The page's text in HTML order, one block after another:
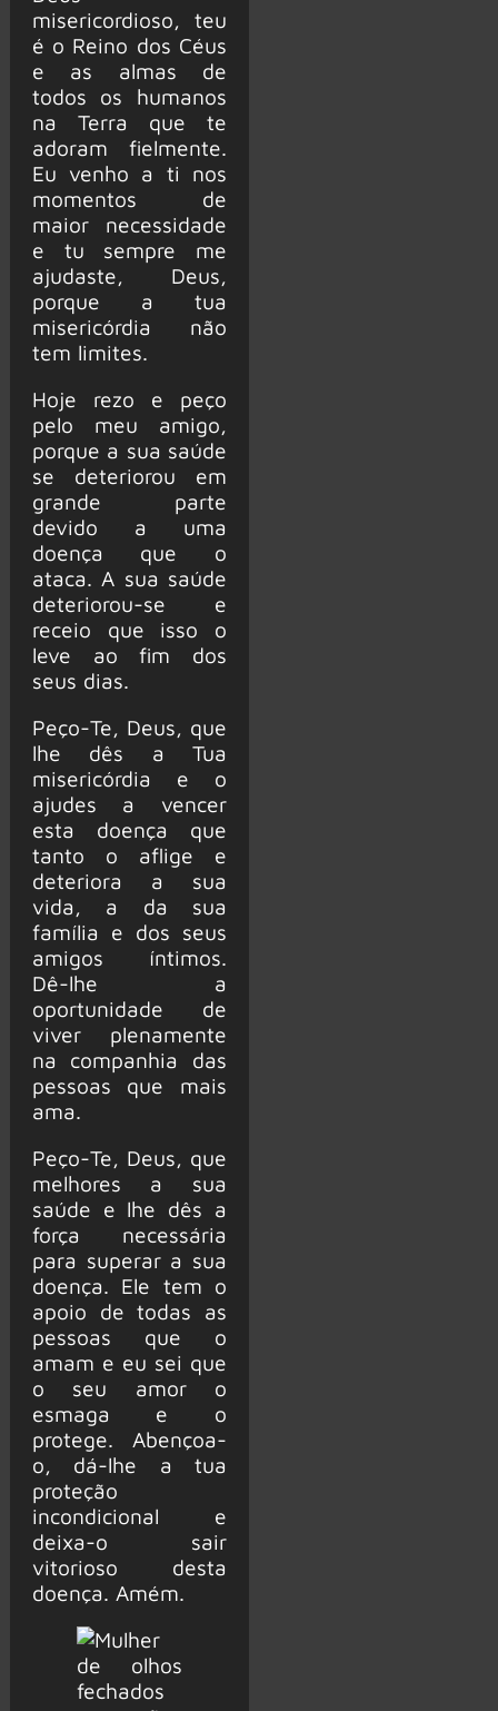
misericordioso, teu
é o Reino dos Céus
e as almas de
todos os humanos
na Terra que te
adoram fielmente.
Eu venho a ti nos
momentos de
maior necessidade
e tu sempre me
ajudaste, Deus,
porque a tua
misericórdia não
tem limites.
Hoje rezo e peço
pelo meu amigo,
porque a sua saúde
se deteriorou em
grande parte
devido a uma
doença que o
ataca. A sua saúde
deteriorou-se e
receio que isso o
leve ao fim dos
seus dias.
Peço-Te, Deus, que
lhe dês a Tua
misericórdia e o
ajudes a vencer
esta doença que
tanto o aflige e
deteriora a sua
vida, a da sua
família e dos seus
amigos íntimos.
Dê-lhe a
oportunidade de
viver plenamente
na companhia das
pessoas que mais
ama.
Peço-Te, Deus, que
melhores a sua
saúde e lhe dês a
força necessária
para superar a sua
doença. Ele tem o
apoio de todas as
pessoas que o
amam e eu sei que
o seu amor o
esmaga e o
protege. Abençoa-
o, dá-lhe a tua
proteção
incondicional e
deixa-o sair
vitorioso desta
doença. Amém.